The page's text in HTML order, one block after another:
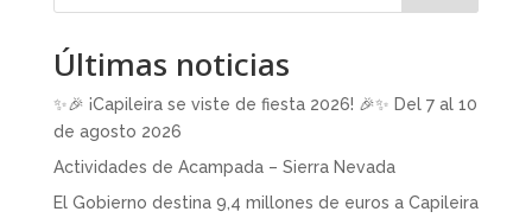
Últimas noticias
✨🎉 ¡Capileira se viste de fiesta 2026! 🎉✨ Del 7 al 10
de agosto 2026
Actividades de Acampada – Sierra Nevada
El Gobierno destina 9,4 millones de euros a Capileira